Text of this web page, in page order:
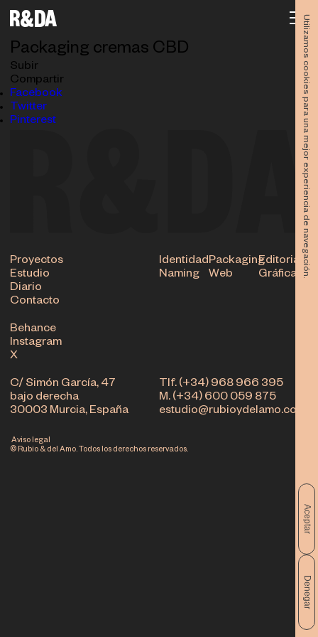
Utilizamos cookies para una mejor experiencia de navegación.
Aceptar
Denegar
alzado
Packaging cremas CBD
Subir
Compartir
Facebook
Twitter
Pinterest
Tlf. (+34) 968 966 395
M. (+34) 600 059 875
estudio@rubioydelamo.com
C/ Simón García, 47
bajo derecha
30003 Murcia, España
Proyectos
Estudio
Diario
Contacto
IdentidadPackagingEditorial
Naming
Web Gráfica
Behance
Instagram
X
© Rubio & del Amo. Todos los derechos reservados.
Aviso legal